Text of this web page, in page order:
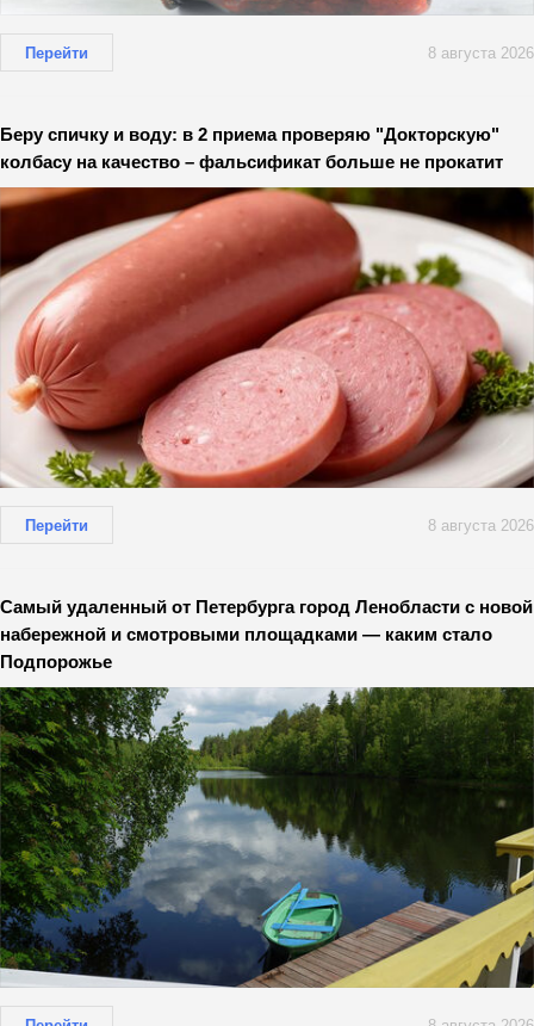
Перейти 8 августа 2026
Беру спичку и воду: в 2 приема проверяю "Докторскую"
колбасу на качество – фальсификат больше не прокатит
Перейти 8 августа 2026
Самый удаленный от Петербурга город Ленобласти с новой
набережной и смотровыми площадками — каким стало
Подпорожье